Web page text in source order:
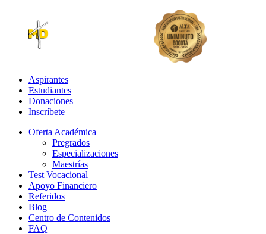
Aspirantes
Estudiantes
Donaciones
Inscríbete
Oferta Académica
Pregrados
Especializaciones
Maestrías
Test Vocacional
Apoyo Financiero
Referidos
Blog
Centro de Contenidos
FAQ